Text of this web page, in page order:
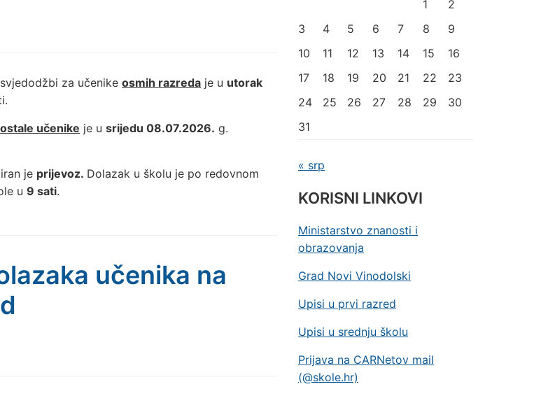
za učenike osmih razreda je u utorak
učenike je u srijedu 08.07.2026. g.
je prijevoz. Dolazak u školu je po redovnom
u 9 sati.
učenika na
1
2
3
4 5 6 7 8
9
10
11 12 13 14 15
16
17
18 19 20 21 22
23
24
25 26 27 28 29
30
31
« srp
KORISNI LINKOVI
Ministarstvo znanosti i
obrazovanja
Grad Novi Vinodolski
Upisi u prvi razred
Upisi u srednju školu
Prijava na CARNetov mail
(@skole.hr)